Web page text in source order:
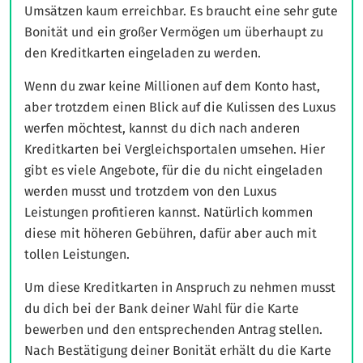
Umsätzen kaum erreichbar. Es braucht eine sehr gute
Bonität und ein großer Vermögen um überhaupt zu
den Kreditkarten eingeladen zu werden.
Wenn du zwar keine Millionen auf dem Konto hast,
aber trotzdem einen Blick auf die Kulissen des Luxus
werfen möchtest, kannst du dich nach anderen
Kreditkarten bei Vergleichsportalen umsehen. Hier
gibt es viele Angebote, für die du nicht eingeladen
werden musst und trotzdem von den Luxus
Leistungen profitieren kannst. Natürlich kommen
diese mit höheren Gebühren, dafür aber auch mit
tollen Leistungen.
Um diese Kreditkarten in Anspruch zu nehmen musst
du dich bei der Bank deiner Wahl für die Karte
bewerben und den entsprechenden Antrag stellen.
Nach Bestätigung deiner Bonität erhält du die Karte